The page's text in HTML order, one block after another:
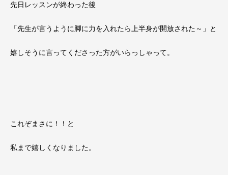
先日レッスンが終わった後
「先生が言うように脚に力を入れたら上半身が開放された～」と
嬉しそうに言ってくださった方がいらっしゃって。
これぞまさに！！と
私まで嬉しくなりました。